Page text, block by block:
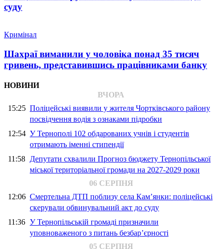
суду
Кримінал
Шахраї виманили у чоловіка понад 35 тисяч
гривень, представившись працівниками банку
НОВИНИ
ВЧОРА
15:25 Поліцейські виявили у жителя Чортківського району
посвідчення водія з ознаками підробки
12:54 У Тернополі 102 обдарованих учнів і студентів
отримають іменні стипендії
11:58 Депутати схвалили Прогноз бюджету Тернопільської
міської територіальної громади на 2027-2029 роки
06 СЕРПНЯ
12:06 Смертельна ДТП поблизу села Кам’янки: поліцейські
скерували обвинувальний акт до суду
11:36 У Тернопільській громаді призначили
уповноваженого з питань безбар’єрності
05 СЕРПНЯ